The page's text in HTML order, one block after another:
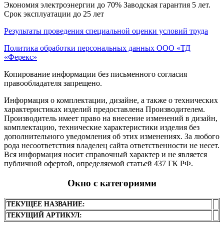
Экономия электроэнергии до 70% Заводская гарантия 5 лет.
Срок эксплуатации до 25 лет
Результаты проведения специальной оценки условий труда
Политика обработки персональных данных ООО «ТД
«Ферекс»
Копирование информации без письменного согласия
правообладателя запрещено.
Информация о комплектации, дизайне, а также о технических
характеристиках изделий предоставлена Производителем.
Производитель имеет право на внесение изменений в дизайн,
комплектацию, технические характеристики изделия без
дополнительного уведомления об этих изменениях. За любого
рода несоответствия владелец сайта ответственности не несет.
Вся информация носит справочный характер и не является
публичной офертой, определяемой статьей 437 ГК РФ.
Окно с категориями
ТЕКУЩЕЕ НАЗВАНИЕ:
ТЕКУЩИЙ АРТИКУЛ: